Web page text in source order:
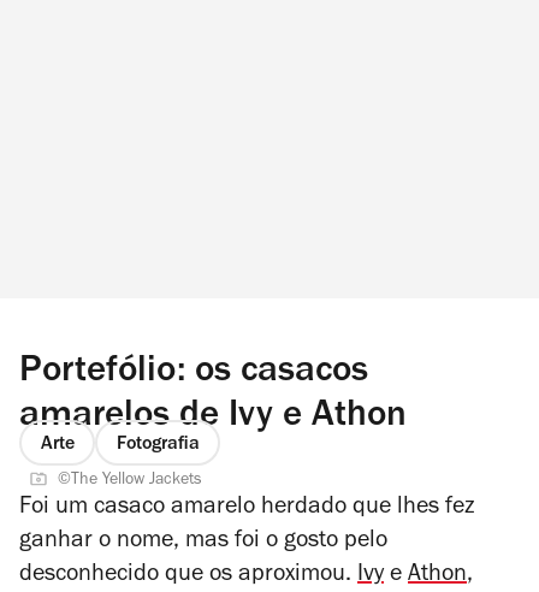
Portefólio: os casacos
amarelos de Ivy e Athon
Arte Fotografia
©The Yellow Jackets
Foi um casaco amarelo herdado que lhes fez
ganhar o nome, mas foi o gosto pelo
desconhecido que os aproximou. Ivye Athon,